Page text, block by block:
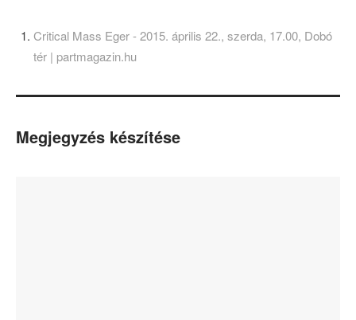
Critical Mass Eger - 2015. április 22., szerda, 17.00, Dobó
tér | partmagazin.hu
Megjegyzés készítése